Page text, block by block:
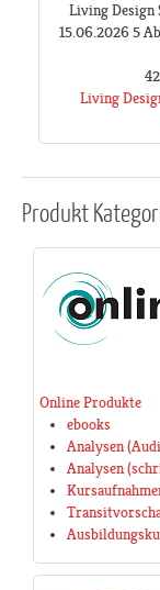
Living Design
15.06.2026 5
Living
Produkt
Online Produkte
ebooks
Analysen
Analysen